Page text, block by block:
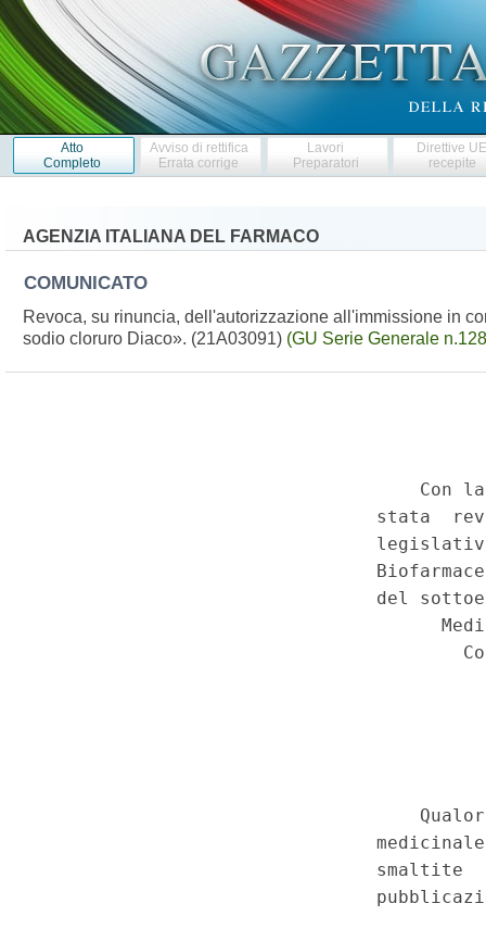
Atto
Completo
Avviso di rettifica
Errata corrige
Lavori
Preparatori
Direttive
recepite
AGENZIA ITALIANA DEL FARMACO
COMUNICATO
Revoca, su rinuncia, dell'autorizzazione all'immissione in
sodio cloruro Diaco». (21A03091) (GU Serie Generale